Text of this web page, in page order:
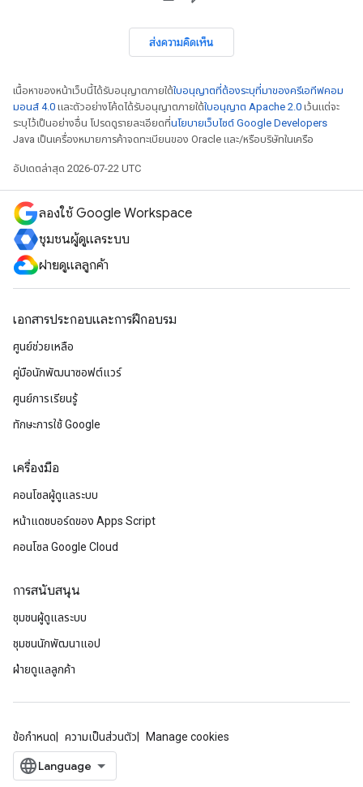
ส่งความคิดเห็น
เนื้อหาของหน้าเว็บนี้ได้รับอนุญาตภายใต้ใบอนุญาตที่ต้องระบุที่มาของครีเอทีฟคอม
มอนส์ 4.0 และตัวอย่างโค้ดได้รับอนุญาตภายใต้ใบอนุญาต Apache 2.0 เว้นแต่จะ
ระบุไว้เป็นอย่างอื่น โปรดดูรายละเอียดที่นโยบายเว็บไซต์ Google Developers
Java เป็นเครื่องหมายการค้าจดทะเบียนของ Oracle และ/หรือบริษัทในเครือ
อัปเดตล่าสุด 2026-07-22 UTC
ลองใช้ Google Workspace
ชุมชนผู้ดูแลระบบ
ฝ่ายดูแลลูกค้า
เอกสารประกอบและการฝึกอบรม
ศูนย์ช่วยเหลือ
คู่มือนักพัฒนาซอฟต์แวร์
ศูนย์การเรียนรู้
ทักษะการใช้ Google
เครื่องมือ
คอนโซลผู้ดูแลระบบ
หน้าแดชบอร์ดของ Apps Script
คอนโซล Google Cloud
การสนับสนุน
ชุมชนผู้ดูแลระบบ
ชุมชนนักพัฒนาแอป
ฝ่ายดูแลลูกค้า
ข้อกำหนด ความเป็นส่วนตัว Manage cookies